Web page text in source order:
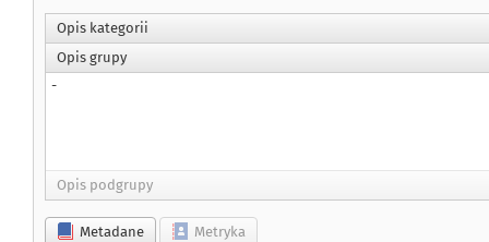
Odpady wytworzone i dotychczas składowane
Ścieki wymagające oczyszczania odprowadzone do wód
Zanieczyszczenie powietrza - Całkowita emisja metali
Zanieczyszczenie powietrza - Całkowita emisja
SZKOLNICTWO
Opis kategorii
Opis grupy
-
Opis podgrupy
Metadane Metryka